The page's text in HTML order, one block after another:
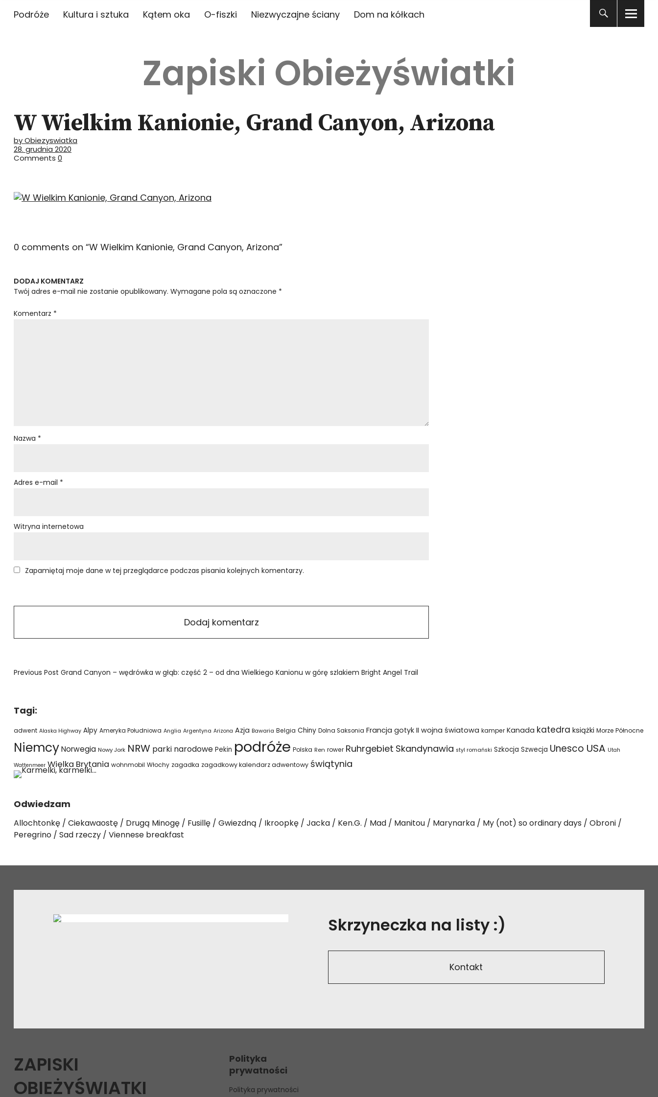
Podróże Kultura i sztuka Kątem oka O-fiszki Niezwyczajne ściany Dom na kółkach
Zapiski Obieżyświatki
W Wielkim Kanionie, Grand Canyon, Arizona
by Obiezyswiatka
28. grudnia 2020
Comments 0
0 comments on “W Wielkim Kanionie, Grand Canyon, Arizona”
DODAJ KOMENTARZ
Twój adres e-mail nie zostanie opublikowany. Wymagane pola są oznaczone *
Komentarz *
Nazwa *
Adres e-mail *
Witryna internetowa
Zapamiętaj moje dane w tej przeglądarce podczas pisania kolejnych komentarzy.
Previous Post Grand Canyon – wędrówka w głąb: część 2 – od dna Wielkiego Kanionu w górę szlakiem Bright Angel Trail
Tagi:
adwent Alaska Highway Alpy Ameryka Południowa Anglia Argentyna Arizona Azja Bawaria Belgia Chiny Dolna Saksonia Francja gotyk II wojna światowa kamper Kanada katedra książki Morze Północne
NiemcyNorwegia Nowy Jork NRW parki narodowe Pekin podróże Polska Ren rower Ruhrgebiet Skandynawia styl romański Szkocja Szwecja Unesco USA Utah
Wattenmeer Wielka Brytania wohnmobil Włochy zagadka zagadkowy kalendarz adwentowy świątynia
Odwiedzam
Allochtonkę Ciekawaostę Drugą Minogę Fusillę Gwiezdną Ikroopkę Jacka Ken.G. Mad Manitou Marynarka My (not) so ordinary days
Obroni
Peregrino
Sad rzeczy Viennese breakfast
Skrzyneczka na listy :)
Kontakt
ZAPISKI
OBIEŻYŚWIATKI
Polityka
prywatności
Polityka prywatności